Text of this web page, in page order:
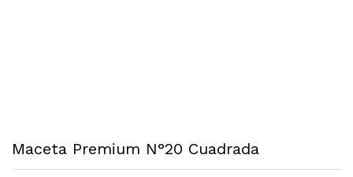
Maceta Premium N°20 Cuadrada